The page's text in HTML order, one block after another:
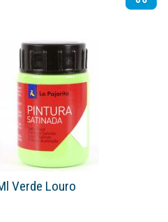
Verde Louro